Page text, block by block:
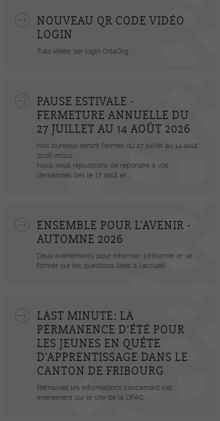
NOUVEAU QR CODE VIDÉO
LOGIN
Tuto vidéo: 1er login OdaOrg.
PAUSE ESTIVALE -
FERMETURE ANNUELLE DU
27 JUILLET AU 14 AOÛT 2026
Nos bureaux seront fermés du 27 juillet au 14 août
2026 inclus.
Nous nous réjouissons de répondre à vos
demandes dès le 17 août et...
ENSEMBLE POUR L'AVENIR -
AUTOMNE 2026
Deux événements pour informer, s'informer er se
former sur les questions liées à l'accueil.
LAST MINUTE: LA
PERMANENCE D’ÉTÉ POUR
LES JEUNES EN QUÊTE
D’APPRENTISSAGE DANS LE
CANTON DE FRIBOURG
Retrouvez les informations concernant cet
évènement sur le site de la DFAC